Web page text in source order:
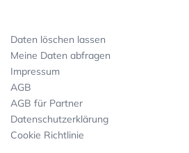
Daten löschen lassen
Meine Daten abfragen
Impressum
AGB
AGB für Partner
Datenschutzerklärung
Cookie Richtlinie